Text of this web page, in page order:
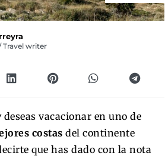
Travel writer
vacacionar en uno de
costas del continente
que has dado con la nota